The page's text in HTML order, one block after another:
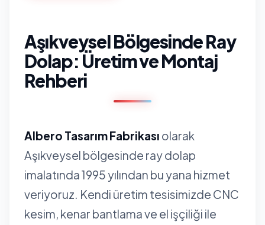
Aşıkveysel Bölgesinde Ray
Dolap: Üretim ve Montaj
Rehberi
Albero Tasarım Fabrikası olarak
Aşıkveysel bölgesinde ray dolap
imalatında 1995 yılından bu yana hizmet
veriyoruz. Kendi üretim tesisimizde CNC
kesim, kenar bantlama ve el işçiliği ile